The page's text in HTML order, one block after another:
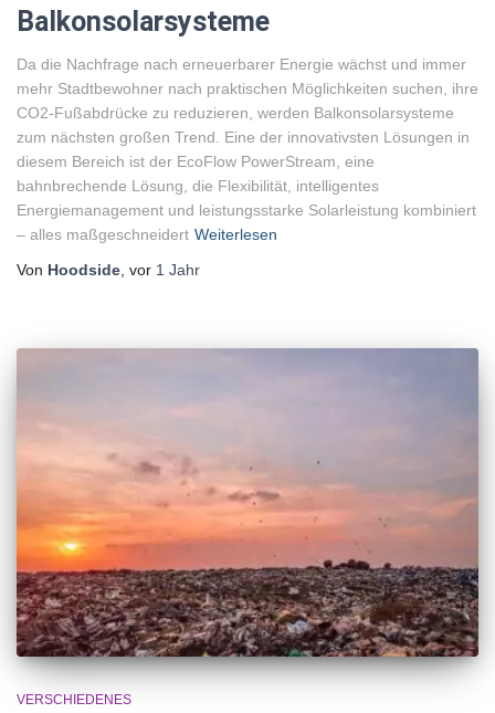
Balkonsolarsysteme
Da die Nachfrage nach erneuerbarer Energie wächst und immer
mehr Stadtbewohner nach praktischen Möglichkeiten suchen, ihre
CO2-Fußabdrücke zu reduzieren, werden Balkonsolarsysteme
zum nächsten großen Trend. Eine der innovativsten Lösungen in
diesem Bereich ist der EcoFlow PowerStream, eine
bahnbrechende Lösung, die Flexibilität, intelligentes
Energiemanagement und leistungsstarke Solarleistung kombiniert
– alles maßgeschneidert Weiterlesen
Von Hoodside , vor 1 Jahr
VERSCHIEDENES